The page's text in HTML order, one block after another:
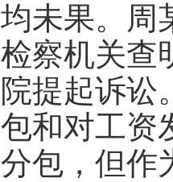
均未果。周
检察机关查
院提起诉讼
包和对工资
分包，但作